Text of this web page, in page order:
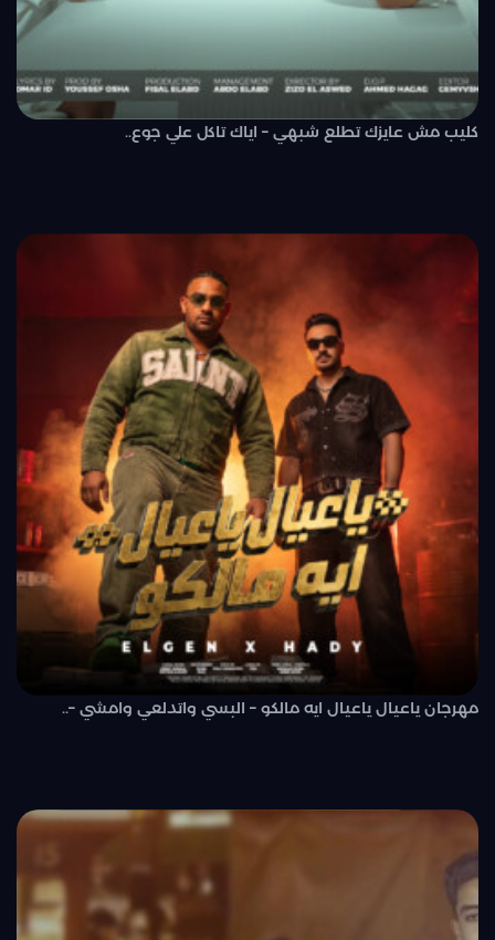
كليب مش عايزك تطلع شبهي – اياك تاكل علي جوع..
مهرجان ياعيال ياعيال ايه مالكو – البسي واتدلعي وامشي –..